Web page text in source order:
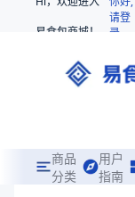
易食包商城！
请登
录
商品
分类
用户
指南